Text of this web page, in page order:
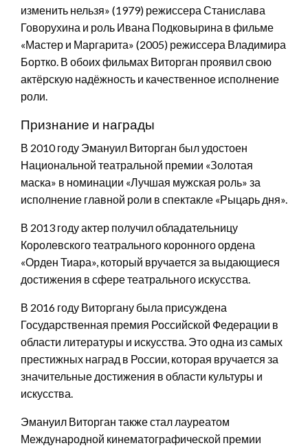
изменить нельзя» (1979) режиссера Станислава
Говорухина и роль Ивана Подковырина в фильме
«Мастер и Маргарита» (2005) режиссера Владимира
Бортко. В обоих фильмах Виторган проявил свою
актёрскую надёжность и качественное исполнение
роли.
Признание и награды
В 2010 году Эмануил Виторган был удостоен
Национальной театральной премии «Золотая
маска» в номинации «Лучшая мужская роль» за
исполнение главной роли в спектакле «Рыцарь дня».
В 2013 году актер получил обладательницу
Королевского театрального коронного ордена
«Орден Тиара», который вручается за выдающиеся
достижения в сфере театрального искусства.
В 2016 году Виторгану была присуждена
Государственная премия Российской Федерации в
области литературы и искусства. Это одна из самых
престижных наград в России, которая вручается за
значительные достижения в области культуры и
искусства.
Эмануил Виторган также стал лауреатом
Международной кинематографической премии